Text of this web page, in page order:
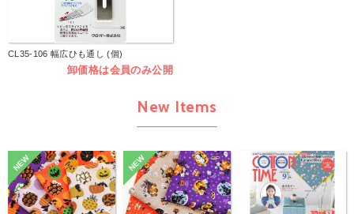
CL35-106 幅広ひも通し (個)
卸価格は会員のみ公開
New Items
NEW NEW